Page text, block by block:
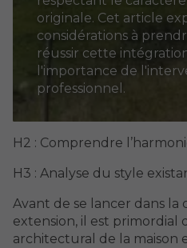
originale. Cet article
considérations à
réussir cette
l'importance de
professionnel.
H2 : Comprendre
H3 : Analyse du style
Avant de se lancer dans
extension, il est primordial
architectural de la maison